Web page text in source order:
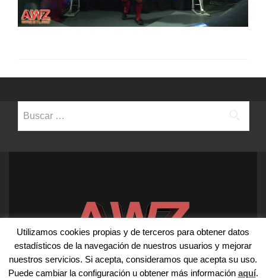
Utilizamos cookies propias y de terceros para obtener datos
estadísticos de la navegación de nuestros usuarios y mejorar
nuestros servicios. Si acepta, consideramos que acepta su uso.
Puede cambiar la configuración u obtener más información aquí.